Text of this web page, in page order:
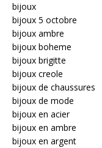
bijoux
bijoux 5 octobre
bijoux ambre
bijoux boheme
bijoux brigitte
bijoux creole
bijoux de chaussures
bijoux de mode
bijoux en acier
bijoux en ambre
bijoux en argent